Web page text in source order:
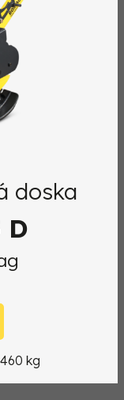
doska
D
kg